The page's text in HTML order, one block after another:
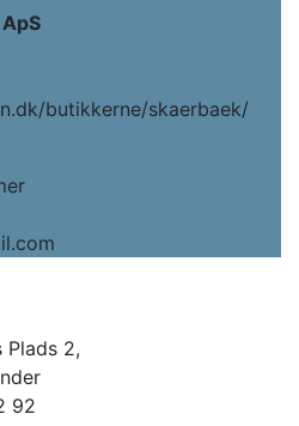
butikkerne/skaerbaek/
Plads 2,
92